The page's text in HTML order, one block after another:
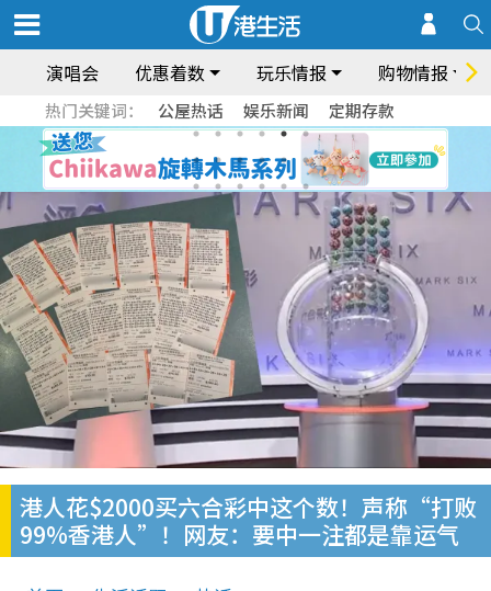
演唱会 优惠着数 玩乐情报 购物情报
热门关键词： 公屋热话 娱乐新闻 定期存款
港人花$2000买六合彩中这个数！声称“打败
99%香港人”！网友：要中一注都是靠运气